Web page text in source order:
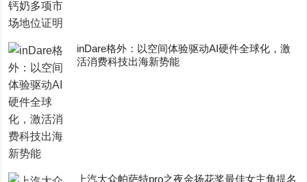
inDare格外：以空间体验驱动AI硬件全球化，激
活消费科技出海新势能
上汽大众帕萨特pro之夜金扬花奖最佳女主角提名